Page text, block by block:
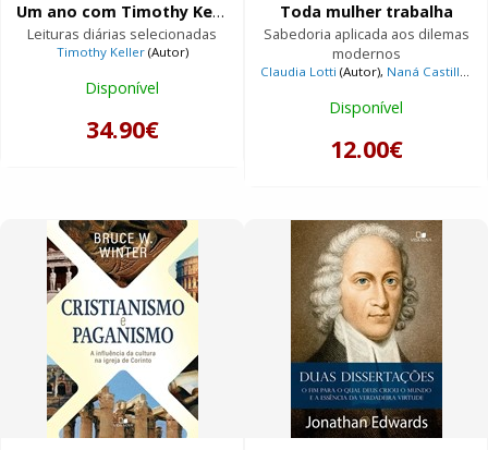
Um ano com Timothy Keller
Leituras diárias selecionadas
Timothy Keller(Autor)
Disponível
34.90€
Toda mulher trabalha
Sabedoria aplicada aos dilemas
modernos
Claudia Lotti (Autor), Naná Castillo
Disponível
12.00€